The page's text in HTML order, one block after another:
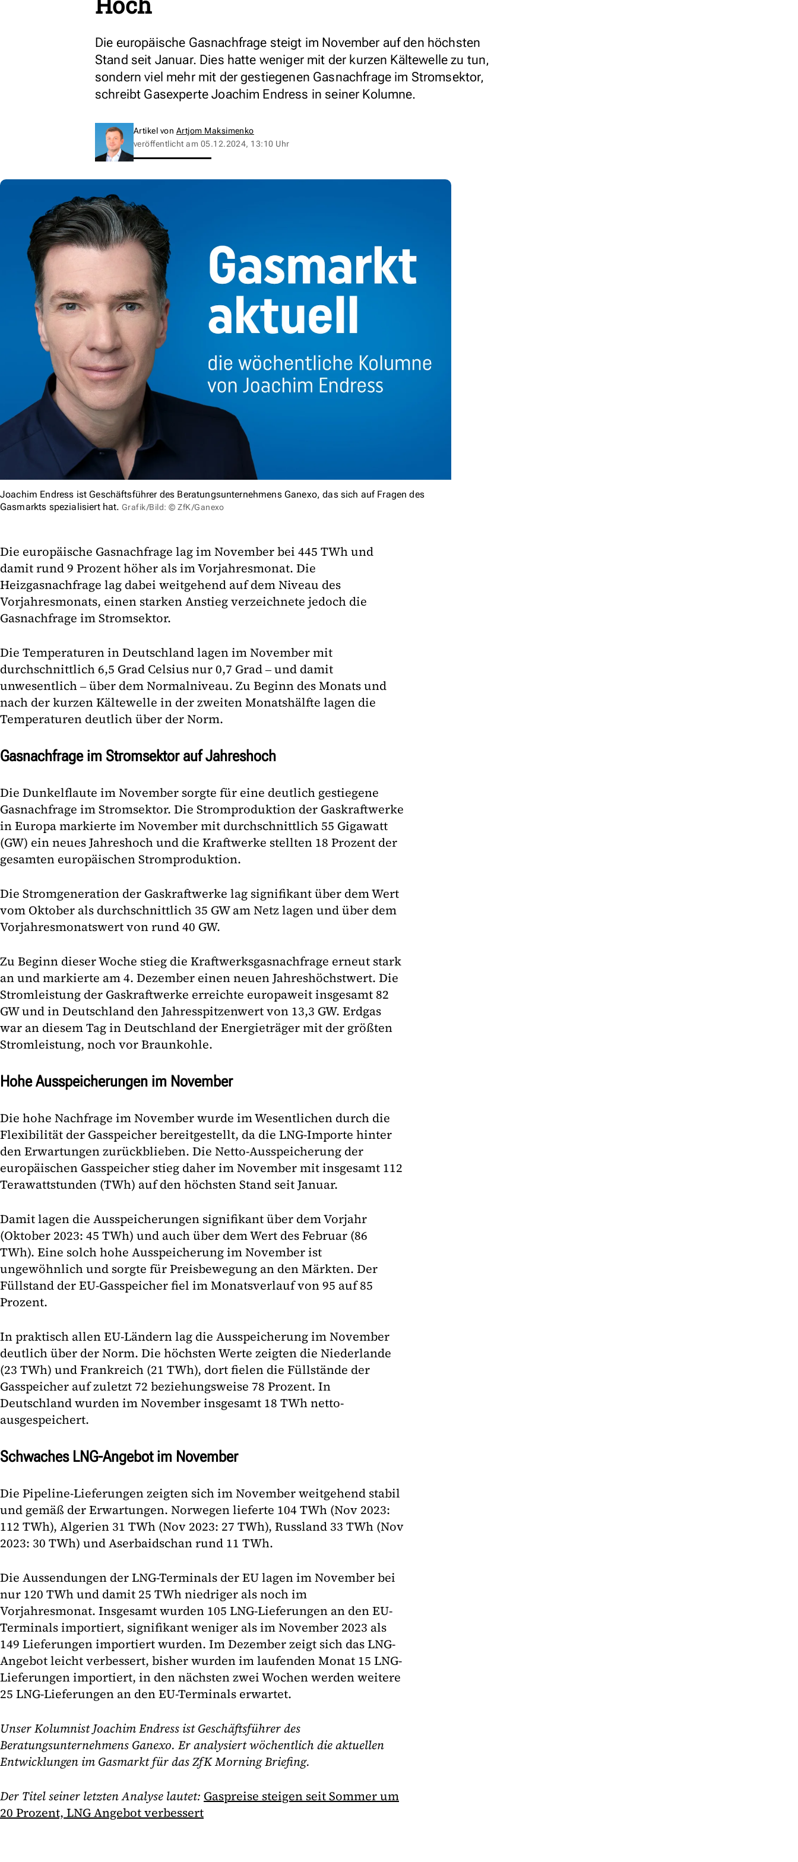
Die europäische Gasnachfrage steigt im November auf den höchsten
Stand seit Januar. Dies hatte weniger mit der kurzen Kältewelle zu tun,
sondern viel mehr mit der gestiegenen Gasnachfrage im Stromsektor,
schreibt Gasexperte Joachim Endress in seiner Kolumne.
Artikel von Artjom Maksimenko
veröffentlicht am 05.12.2024, 13:10 Uhr
Joachim Endress ist Geschäftsführer des Beratungsunternehmens Ganexo, das sich auf Fragen des
Gasmarkts spezialisiert hat. Grafik/Bild: © ZfK/Ganexo
Die europäische Gasnachfrage lag im November bei 445 TWh und
damit rund 9 Prozent höher als im Vorjahresmonat. Die
Heizgasnachfrage lag dabei weitgehend auf dem Niveau des
Vorjahresmonats, einen starken Anstieg verzeichnete jedoch die
Gasnachfrage im Stromsektor.
Die Temperaturen in Deutschland lagen im November mit
durchschnittlich 6,5 Grad Celsius nur 0,7 Grad ‒ und damit
unwesentlich ‒ über dem Normalniveau. Zu Beginn des Monats und
nach der kurzen Kältewelle in der zweiten Monatshälfte lagen die
Temperaturen deutlich über der Norm.
Gasnachfrage im Stromsektor auf Jahreshoch
Die Dunkelflaute im November sorgte für eine deutlich gestiegene
Gasnachfrage im Stromsektor. Die Stromproduktion der Gaskraftwerke
in Europa markierte im November mit durchschnittlich 55 Gigawatt
(GW) ein neues Jahreshoch und die Kraftwerke stellten 18 Prozent der
gesamten europäischen Stromproduktion.
Die Stromgeneration der Gaskraftwerke lag signifikant über dem Wert
vom Oktober als durchschnittlich 35 GW am Netz lagen und über dem
Vorjahresmonatswert von rund 40 GW.
Zu Beginn dieser Woche stieg die Kraftwerksgasnachfrage erneut stark
an und markierte am 4. Dezember einen neuen Jahreshöchstwert. Die
Stromleistung der Gaskraftwerke erreichte europaweit insgesamt 82
GW und in Deutschland den Jahresspitzenwert von 13,3 GW. Erdgas
war an diesem Tag in Deutschland der Energieträger mit der größten
Stromleistung, noch vor Braunkohle.
Hohe Ausspeicherungen im November
Die hohe Nachfrage im November wurde im Wesentlichen durch die
Flexibilität der Gasspeicher bereitgestellt, da die LNG-Importe hinter
den Erwartungen zurückblieben. Die Netto-Ausspeicherung der
europäischen Gasspeicher stieg daher im November mit insgesamt 112
Terawattstunden (TWh) auf den höchsten Stand seit Januar.
Damit lagen die Ausspeicherungen signifikant über dem Vorjahr
(Oktober 2023: 45 TWh) und auch über dem Wert des Februar (86
TWh). Eine solch hohe Ausspeicherung im November ist
ungewöhnlich und sorgte für Preisbewegung an den Märkten. Der
Füllstand der EU-Gasspeicher fiel im Monatsverlauf von 95 auf 85
Prozent.
In praktisch allen EU-Ländern lag die Ausspeicherung im November
deutlich über der Norm. Die höchsten Werte zeigten die Niederlande
(23 TWh) und Frankreich (21 TWh), dort fielen die Füllstände der
Gasspeicher auf zuletzt 72 beziehungsweise 78 Prozent. In
Deutschland wurden im November insgesamt 18 TWh netto-
ausgespeichert.
Schwaches LNG-Angebot im November
Die Pipeline-Lieferungen zeigten sich im November weitgehend stabil
und gemäß der Erwartungen. Norwegen lieferte 104 TWh (Nov 2023:
112 TWh), Algerien 31 TWh (Nov 2023: 27 TWh), Russland 33 TWh (Nov
2023: 30 TWh) und Aserbaidschan rund 11 TWh.
Die Aussendungen der LNG-Terminals der EU lagen im November bei
nur 120 TWh und damit 25 TWh niedriger als noch im
Vorjahresmonat. Insgesamt wurden 105 LNG-Lieferungen an den EU-
Terminals importiert, signifikant weniger als im November 2023 als
149 Lieferungen importiert wurden. Im Dezember zeigt sich das LNG-
Angebot leicht verbessert, bisher wurden im laufenden Monat 15 LNG-
Lieferungen importiert, in den nächsten zwei Wochen werden weitere
25 LNG-Lieferungen an den EU-Terminals erwartet.
Unser Kolumnist Joachim Endress ist Geschäftsführer des
Beratungsunternehmens Ganexo. Er analysiert wöchentlich die aktuellen
Entwicklungen im Gasmarkt für das ZfK Morning Briefing.
Der Titel seiner letzten Analyse lautet: Gaspreise steigen seit Sommer um
20 Prozent, LNG Angebot verbessert